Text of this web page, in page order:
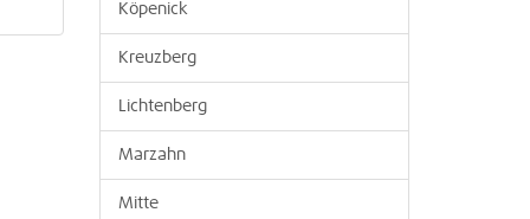
Köpenick
Kreuzberg
Lichtenberg
Marzahn
Mitte